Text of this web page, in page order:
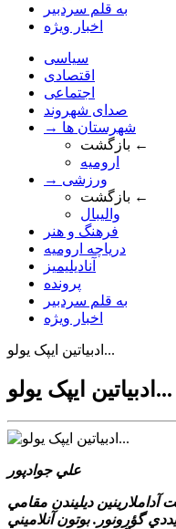
به قلم سردبیر
اخبار ویژه
سیاسی
اقتصادی
اجتماعی
صدای شهروند
→ شهرستان ها
بازگشت ←
ارومیه
→ ورزشی
بازگشت ←
والیبال
فرهنگ و هنر
دریاچه ارومیه
آنادیلیمیز
پرونده
به قلم سردبیر
اخبار ویژه
ادبياتين ايپک يولو...
ادبياتين ايپک يولو...
علي جوادپور
آداملارينين ديليندن مقامي
گؤرونور. بوتون آنلاميني